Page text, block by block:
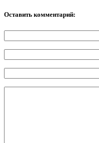
Оставить комментарий: